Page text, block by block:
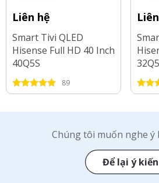
Liên hệ
Smart Tivi QLED
Hisense Full HD 40 Inch
40Q5S
89
Chúng tôi muốn nghe ý
Để lại ý kiến